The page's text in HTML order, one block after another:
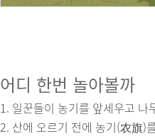
어디 한번 놀아볼까
1. 일꾼들이 농기를 앞세우고 나
2. 산에 오르기 전에 농기(农旗)